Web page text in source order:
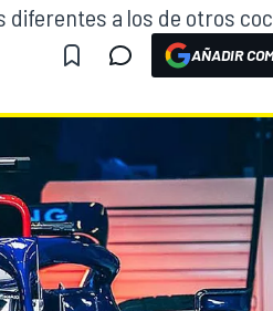
a los de otros
AÑADIR